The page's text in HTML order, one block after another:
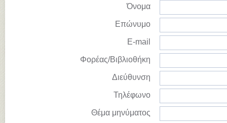
Όνομα
Επώνυμο
E-mail
Φορέας/Βιβλιοθήκη
Διεύθυνση
Τηλέφωνο
Θέμα μηνύματος